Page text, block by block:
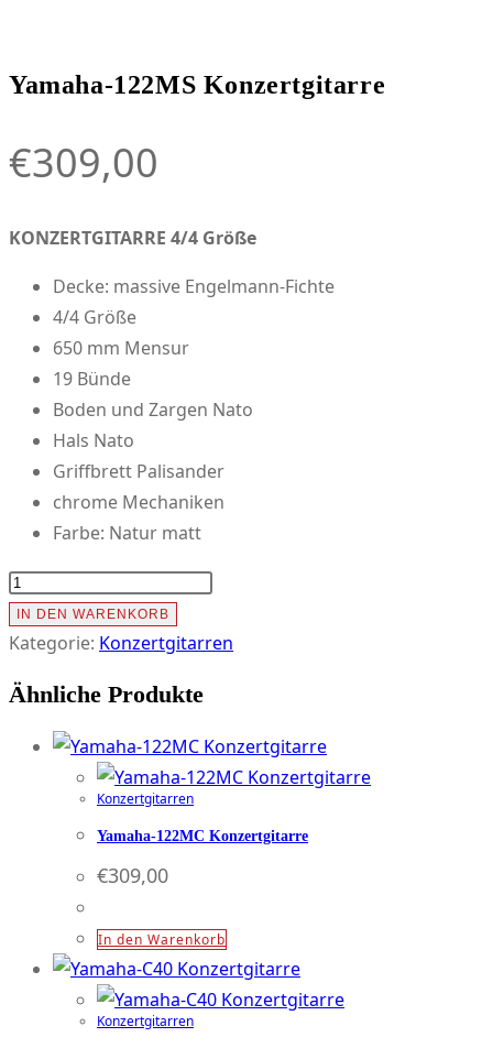
Yamaha-122MS Konzertgitarre
€309,00
KONZERTGITARRE 4/4 Größe
Decke: massive Engelmann-Fichte
4/4 Größe
650 mm Mensur
19 Bünde
Boden und Zargen Nato
Hals Nato
Griffbrett Palisander
chrome Mechaniken
Farbe: Natur matt
Yamaha-
122MS
Konzertgitarre
IN DEN WARENKORB
Kategorie: Konzertgitarren
Ähnliche Produkte
Konzertgitarren
Yamaha-122MC Konzertgitarre
€309,00
In den Warenkorb
Konzertgitarren